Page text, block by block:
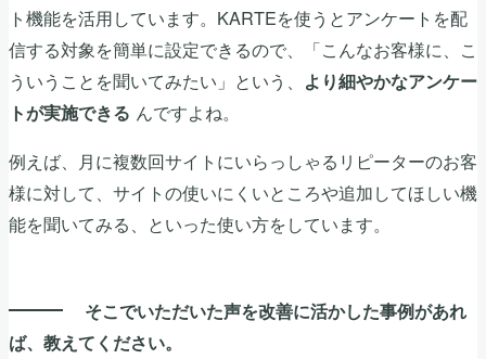
ト機能を活用しています。KARTEを使うとアンケートを配
信する対象を簡単に設定できるので、「こんなお客様に、こ
ういうことを聞いてみたい」という、
より細やかなアンケー
トが実施できる んですよね。
例えば、月に複数回サイトにいらっしゃるリピーターのお客
様に対して、サイトの使いにくいところや追加してほしい機
能を聞いてみる、といった使い方をしています。
そこでいただいた声を改善に活かした事例があれ
ば、教えてください。